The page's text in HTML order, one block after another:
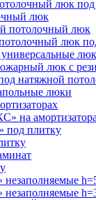
люк под
люк
люк
люк
люк с
натяжной
люки
плитку